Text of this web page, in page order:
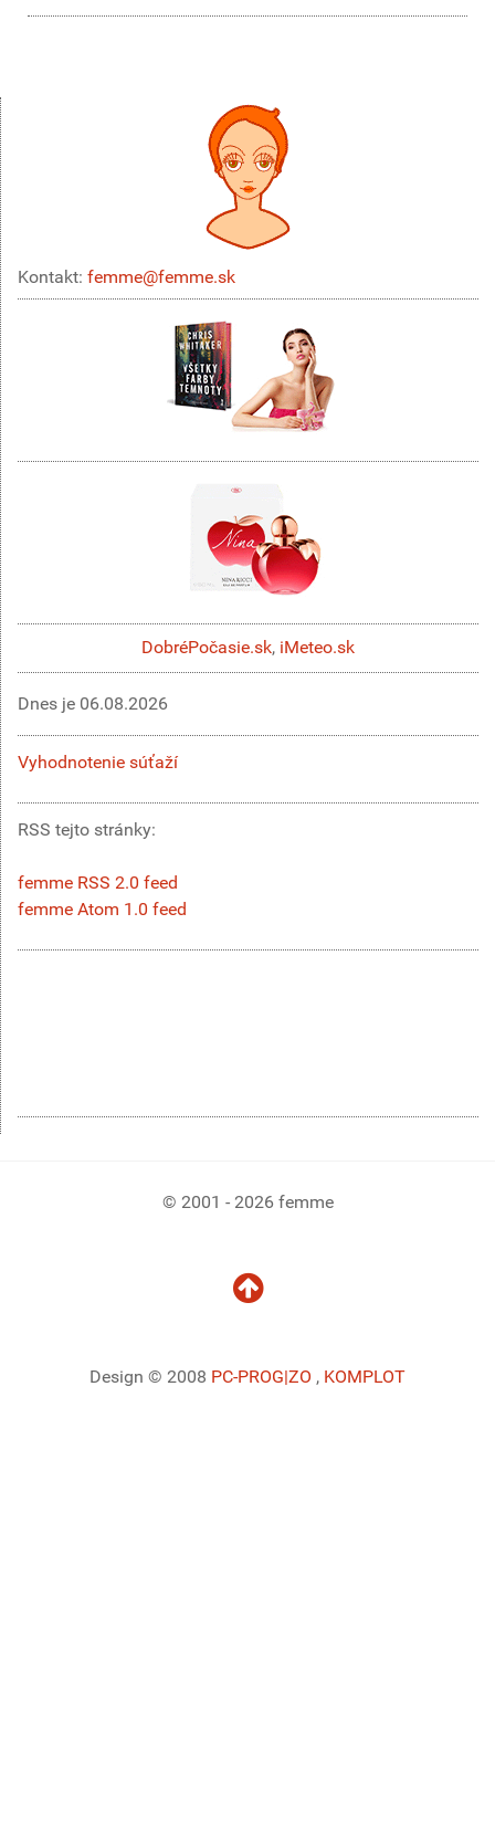
Kontakt: femme@femme.sk
DobréPočasie.sk, iMeteo.sk
Dnes je 06.08.2026
Vyhodnotenie súťaží
RSS tejto stránky:
femme RSS 2.0 feed
femme Atom 1.0 feed
© 2001 - 2026 femme
Design © 2008 PC-PROG|ZO , KOMPLOT